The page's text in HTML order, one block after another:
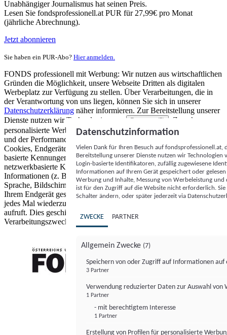
Unabhängiger Journalismus hat seinen Preis.
Lesen Sie fondsprofessionell.at PUR für 27,99€ pro Monat
(jährliche Abrechnung).
Jetzt abonnieren
Sie haben ein PUR-Abo? Hier anmelden.
FONDS professionell mit Werbung: Wir nutzen aus wirtschaftlichen
Gründen die Möglichkeit, unsere Webseite Dritten als digitalen
Werbeplatz zur Verfügung zu stellen. Über Verarbeitungen, die in
der Verantwortung von uns liegen, können Sie sich in unserer
Datenschutzerklärung näher informieren. Zur Bereitstellung unserer
Dienste nutzen wir Technologien von
Partnern (5)
. Zwecke:
personalisierte Werbung und Inhalte, Messung von Werbeleistung
und der Performance von Inhalten sowie Zielgruppenforschung.
Cookies, Endgeräte- oder ähnliche Online-Kennungen (z. B. login-
basierte Kennungen, zufällig generierte Kennungen,
netzwerkbasierte Kennungen) können zusammen mit anderen
Informationen (z. B. Browsertyp und Browserinformationen,
Sprache, Bildschirmgröße, unterstützte Technologien usw.) auf
Ihrem Endgerät gespeichert oder von dort ausgelesen werden, um es
jedes Mal wiederzuerkennen, wenn es eine App oder einer Webseite
aufruft. Dies geschieht für einen oder mehrere der hier aufgeführten
Verarbeitungszwecke.
Datenschutzinformation
Vielen Dank für Ihren Besuch auf
Bereitstellung unserer Dienste nutzen wir Technologien
Login-basierte Identifikatoren, zufällig zugewiesene
Informationen auf Ihrem Gerät gespeichert oder
Werbung und Inhalte, Messung von Werbeleistung
ist für den Zugriff auf die Website nicht erforderlich.
Schalter ändern, oder später jederzeit via
ZWECKE PARTNER
Allgemein Zwecke (7)
Speichern von oder Zugriff auf Informationen auf
3 Partner
Verwendung reduzierter Daten zur Auswahl von
1 Partner
- mit berechtigtem Interesse
1 Partner
Erstellung von Profilen für personalisierte
FONDS professionell